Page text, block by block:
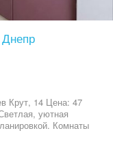
Крут, 14 Цена: 47
уютная
Комнаты